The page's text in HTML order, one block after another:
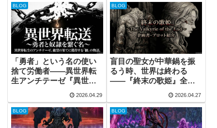
BLOG
「勇者」という名の使い
捨て労働者――異世界転
生アンチテーゼ『異世界
2026.04.29
BLOG
盲目の聖女が中華鍋を振
るう時、世界は終わる
――『終末の歌姫』全プ
2026.04.27
BLOG BLOG